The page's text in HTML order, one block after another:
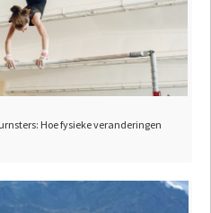
Hoe fysieke veranderingen